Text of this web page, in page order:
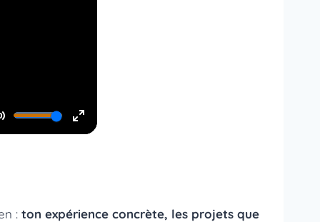
: ton expérience concrète, les projets que